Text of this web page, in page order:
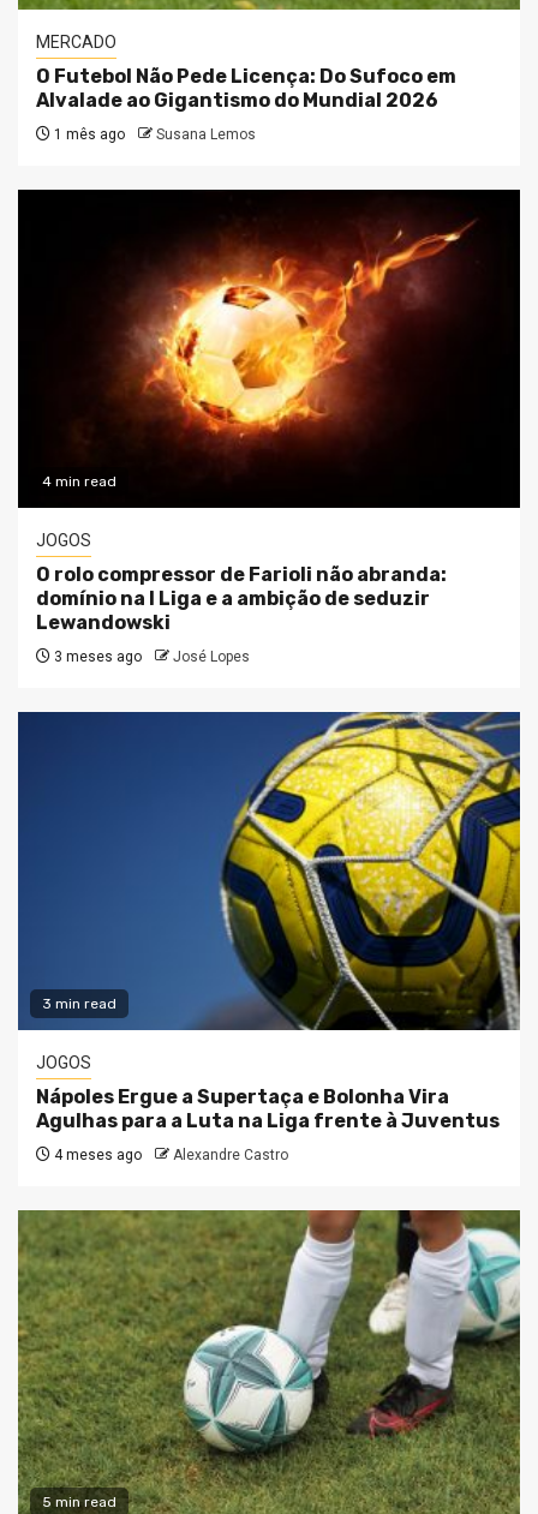
MERCADO
O Futebol Não Pede Licença: Do Sufoco em
Alvalade ao Gigantismo do Mundial 2026
1 mês ago Susana Lemos
4 min read
JOGOS
O rolo compressor de Farioli não abranda:
domínio na I Liga e a ambição de seduzir
Lewandowski
3 meses ago José Lopes
3 min read
JOGOS
Nápoles Ergue a Supertaça e Bolonha Vira
Agulhas para a Luta na Liga frente à Juventus
4 meses ago Alexandre Castro
5 min read